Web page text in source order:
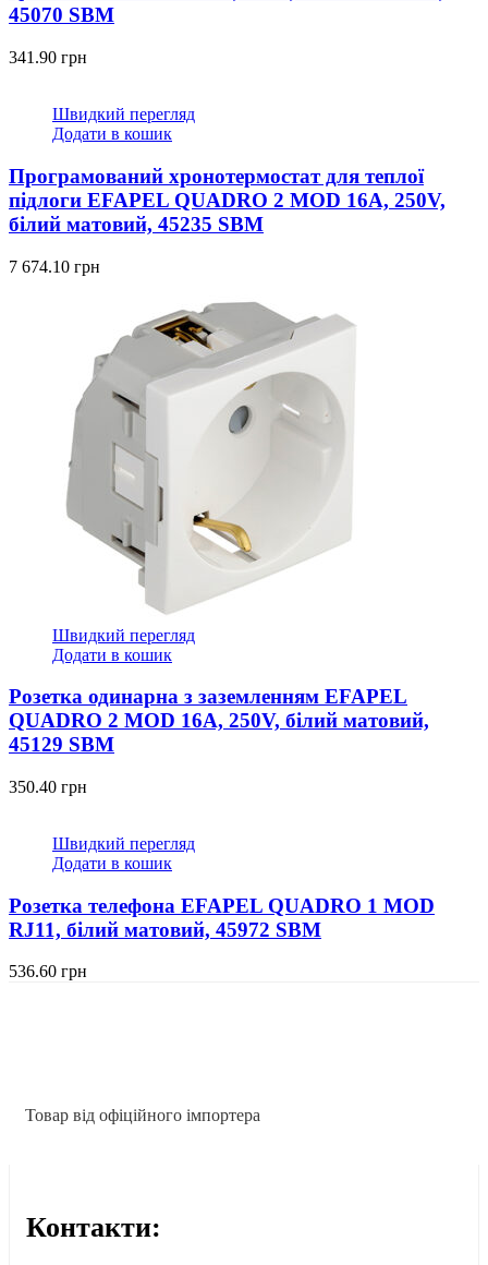
45070 SBM
341.90 грн
Швидкий перегляд
Додати в кошик
Програмований хронотермостат для теплої
підлоги EFAPEL QUADRO 2 MOD 16А, 250V,
білий матовий, 45235 SBM
7 674.10 грн
Швидкий перегляд
Додати в кошик
Розетка одинарна з заземленням EFAPEL
QUADRO 2 MOD 16А, 250V, білий матовий,
45129 SBM
350.40 грн
Швидкий перегляд
Додати в кошик
Розетка телефона EFAPEL QUADRO 1 MOD
RJ11, білий матовий, 45972 SBM
536.60 грн
Товар від офіційного імпортера
Контакти: